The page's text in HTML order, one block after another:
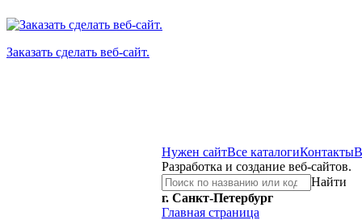
Заказать сделать веб-сайт.
Нужен сайтВсе каталогиКонтакты
Разработка и создание веб-сайтов.
Найти
г. Санкт-Петербург
Главная страница